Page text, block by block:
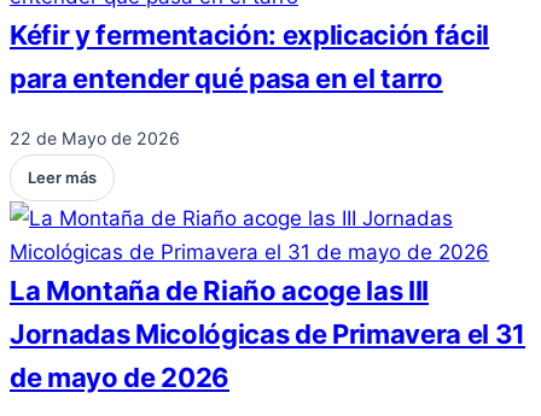
Kéfir y fermentación: explicación fácil
para entender qué pasa en el tarro
22 de Mayo de 2026
Leer más
La Montaña de Riaño acoge las III
Jornadas Micológicas de Primavera el 31
de mayo de 2026